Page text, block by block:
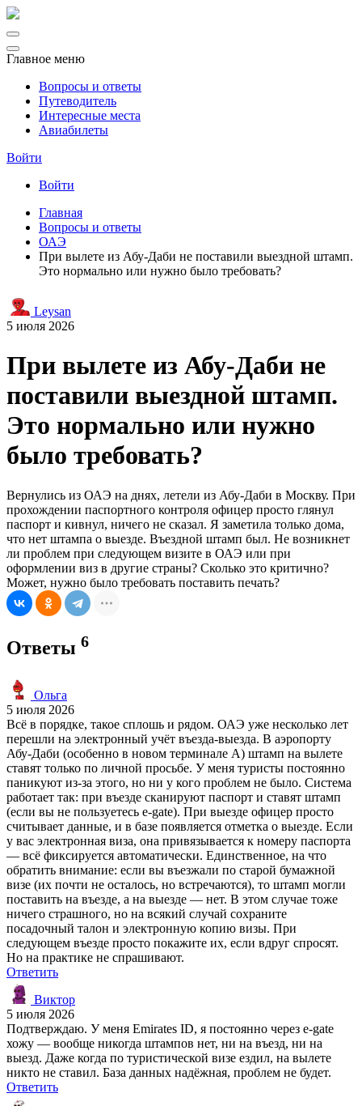
Главное меню
Вопросы и ответы
Путеводитель
Интересные места
Авиабилеты
Войти
Войти
Главная
Вопросы и ответы
ОАЭ
При вылете из Абу-Даби не поставили выездной штамп.
Это нормально или нужно было требовать?
Leysan
5 июля 2026
При вылете из Абу-Даби не
поставили выездной штамп.
Это нормально или нужно
было требовать?
Вернулись из ОАЭ на днях, летели из Абу-Даби в Москву. При
прохождении паспортного контроля офицер просто глянул
паспорт и кивнул, ничего не сказал. Я заметила только дома,
что нет штампа о выезде. Въездной штамп был. Не возникнет
ли проблем при следующем визите в ОАЭ или при
оформлении виз в другие страны? Сколько это критично?
Может, нужно было требовать поставить печать?
Ответы 6
Ольга
5 июля 2026
Всё в порядке, такое сплошь и рядом. ОАЭ уже несколько лет
перешли на электронный учёт въезда-выезда. В аэропорту
Абу-Даби (особенно в новом терминале А) штамп на вылете
ставят только по личной просьбе. У меня туристы постоянно
паникуют из-за этого, но ни у кого проблем не было. Система
работает так: при въезде сканируют паспорт и ставят штамп
(если вы не пользуетесь e-gate). При выезде офицер просто
считывает данные, и в базе появляется отметка о выезде. Если
у вас электронная виза, она привязывается к номеру паспорта
— всё фиксируется автоматически. Единственное, на что
обратить внимание: если вы въезжали по старой бумажной
визе (их почти не осталось, но встречаются), то штамп могли
поставить на въезде, а на выезде — нет. В этом случае тоже
ничего страшного, но на всякий случай сохраните
посадочный талон и электронную копию визы. При
следующем въезде просто покажите их, если вдруг спросят.
Но на практике не спрашивают.
Ответить
Виктор
5 июля 2026
Подтверждаю. У меня Emirates ID, я постоянно через e-gate
хожу — вообще никогда штампов нет, ни на въезд, ни на
выезд. Даже когда по туристической визе ездил, на вылете
никто не ставил. База данных надёжная, проблем не будет.
Ответить